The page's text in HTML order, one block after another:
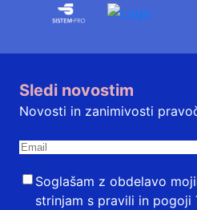
Sledi novostim
Novosti in zanimivosti
Soglašam z obdelavo
strinjam s pravili in pogoji